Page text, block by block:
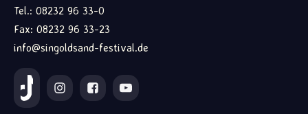
Tel.: 08232 96 33-0
Fax: 08232 96 33-23
info@singoldsand-festival.de